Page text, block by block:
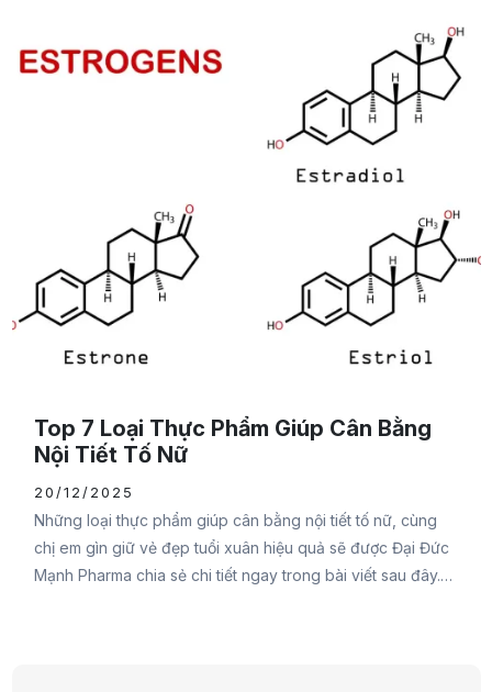
Top 7 Loại Thực Phẩm Giúp Cân Bằng
Nội Tiết Tố Nữ
20/12/2025
Những loại thực phẩm giúp cân bằng nội tiết tố nữ, cùng
chị em gìn giữ vẻ đẹp tuổi xuân hiệu quả sẽ được Đại Đức
Mạnh Pharma chia sẻ chi tiết ngay trong bài viết sau đây.